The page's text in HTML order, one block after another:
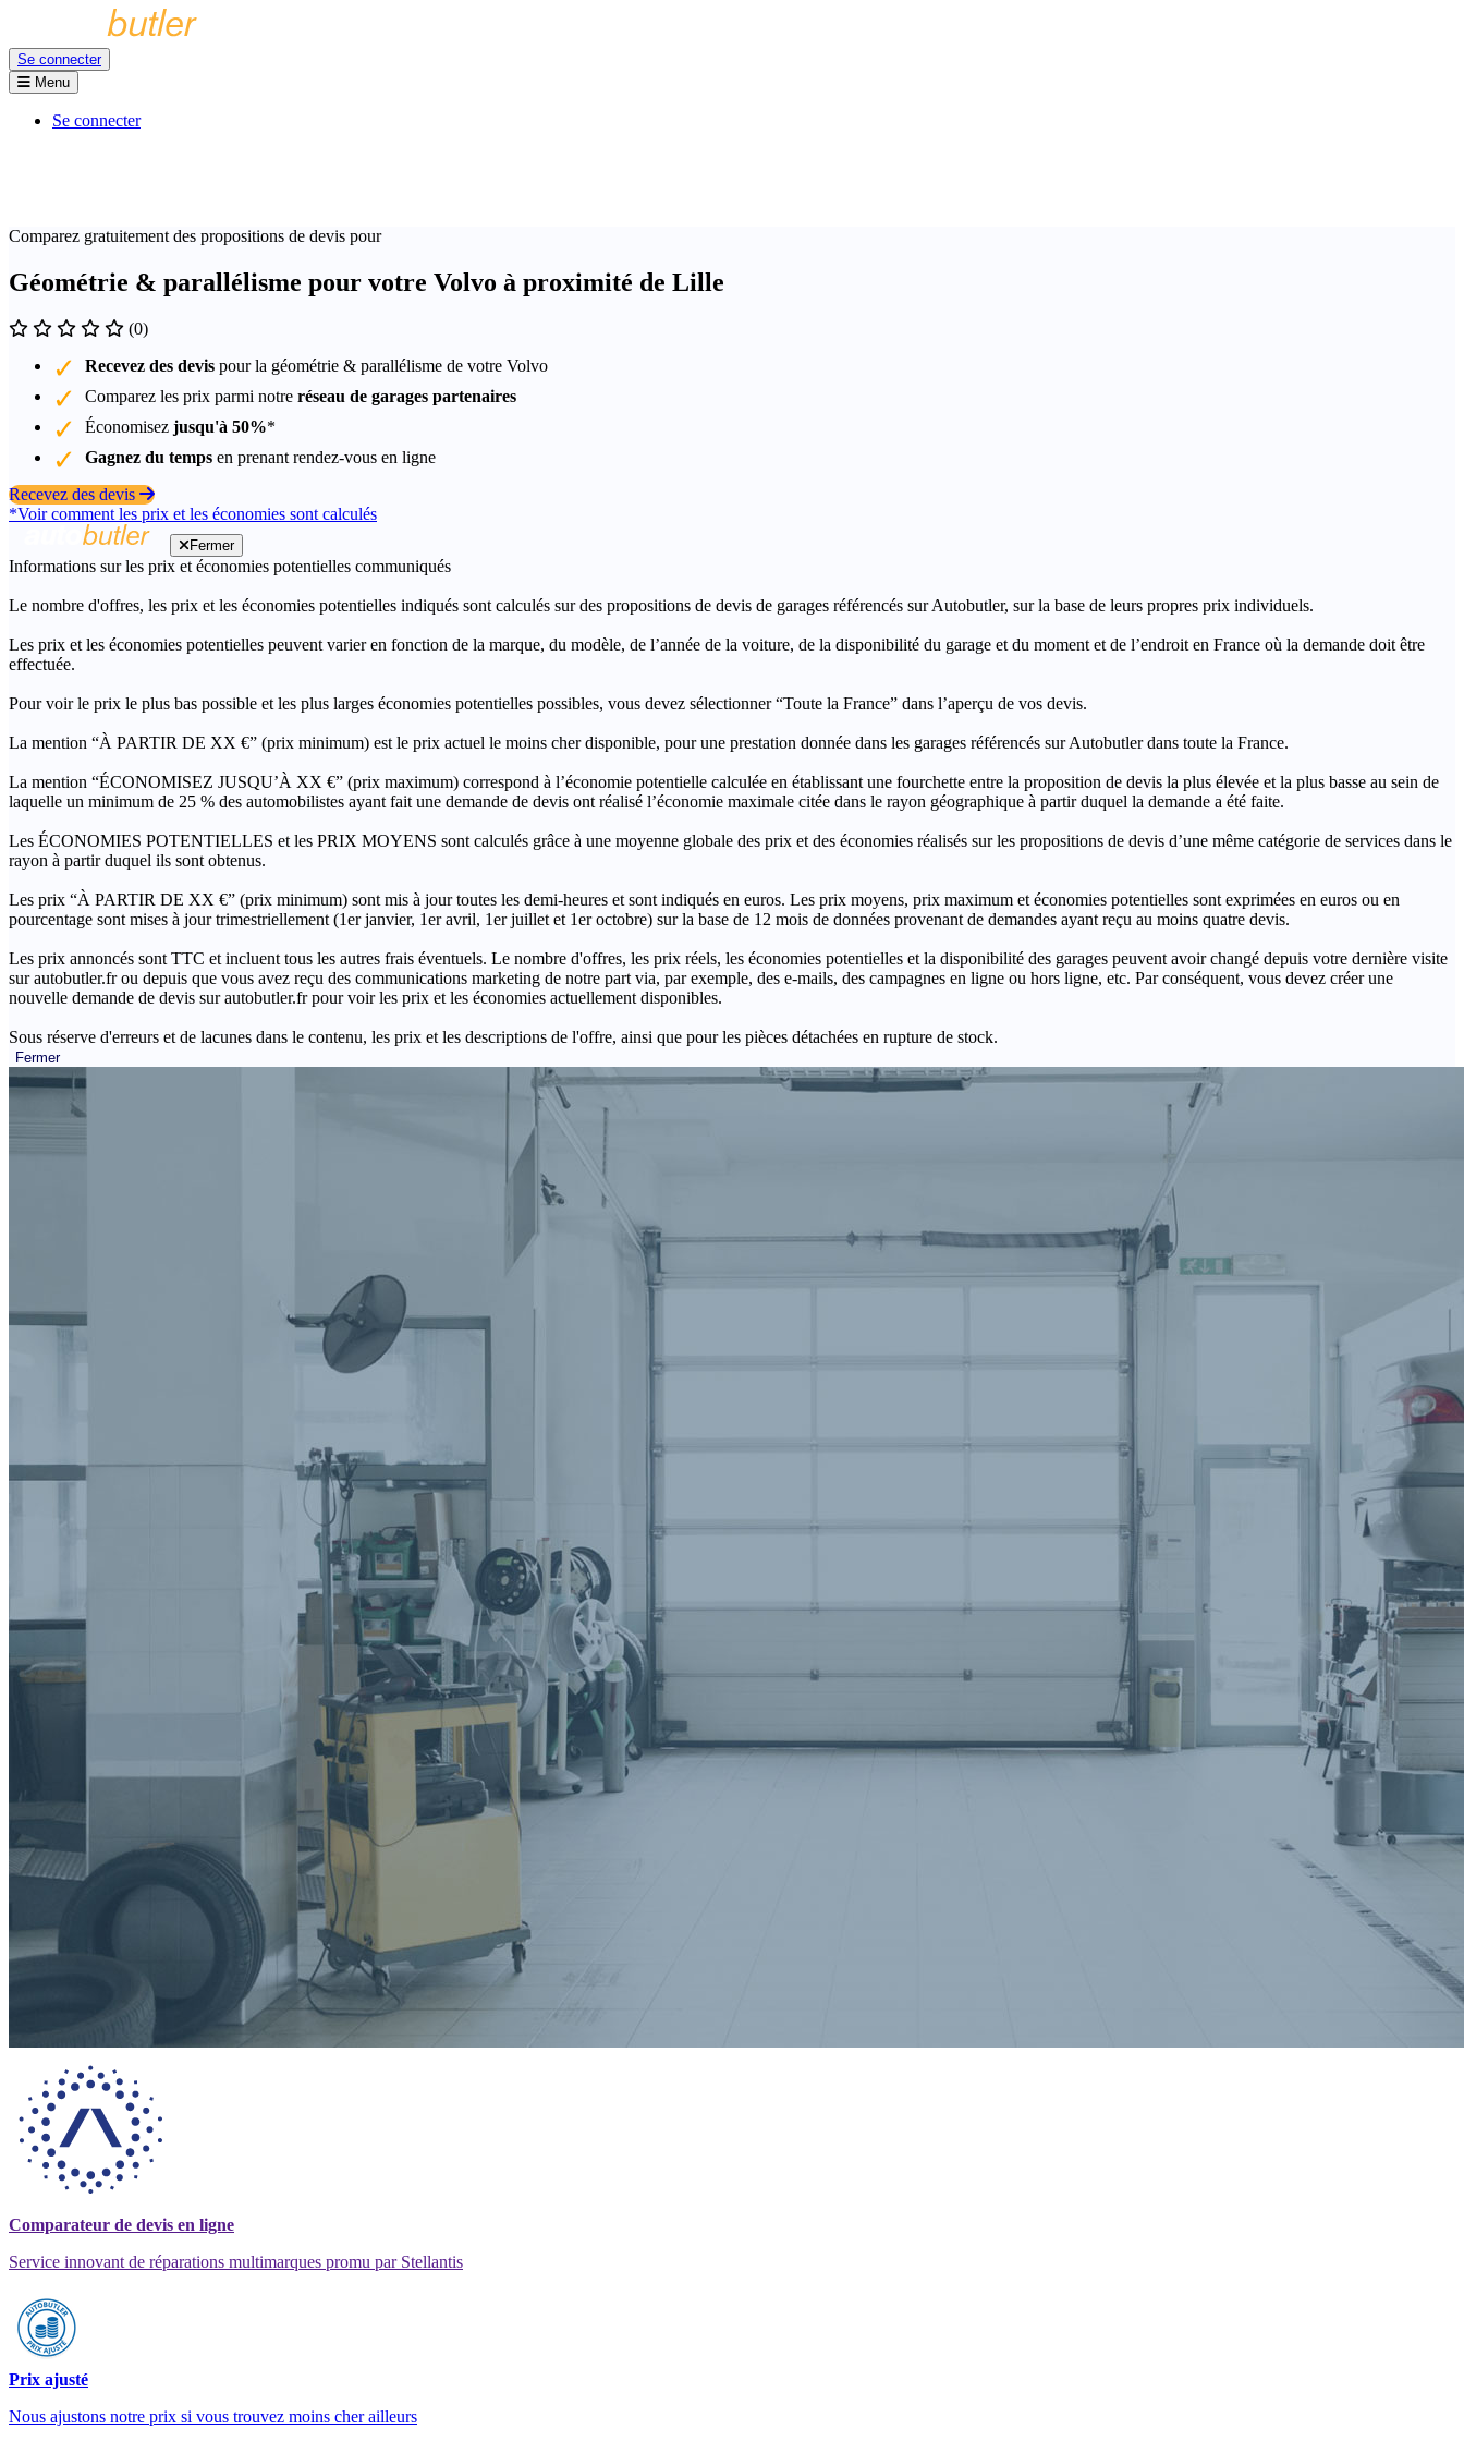
Se connecter
Menu
Se connecter
Comparez gratuitement des propositions de devis pour
Géométrie & parallélisme pour votre Volvo à proximité de Lille
(0)
Recevez des devis pour la géométrie & parallélisme de votre Volvo
Comparez les prix parmi notre réseau de garages partenaires
Économisez jusqu'à 50%*
Gagnez du temps en prenant rendez-vous en ligne
Recevez des devis
*Voir comment les prix et les économies sont calculés
Fermer
Informations sur les prix et économies potentielles communiqués
Le nombre d'offres, les prix et les économies potentielles indiqués sont calculés sur des propositions de devis de garages référencés sur Autobutler, sur la base de leurs propres prix individuels.
Les prix et les économies potentielles peuvent varier en fonction de la marque, du modèle, de l’année de la voiture, de la disponibilité du garage et du moment et de l’endroit en France où la demande doit être
effectuée.
Pour voir le prix le plus bas possible et les plus larges économies potentielles possibles, vous devez sélectionner “Toute la France” dans l’aperçu de vos devis.
La mention “À PARTIR DE XX €” (prix minimum) est le prix actuel le moins cher disponible, pour une prestation donnée dans les garages référencés sur Autobutler dans toute la France.
La mention “ÉCONOMISEZ JUSQU’À XX €” (prix maximum) correspond à l’économie potentielle calculée en établissant une fourchette entre la proposition de devis la plus élevée et la plus basse au sein de
laquelle un minimum de 25 % des automobilistes ayant fait une demande de devis ont réalisé l’économie maximale citée dans le rayon géographique à partir duquel la demande a été faite.
Les ÉCONOMIES POTENTIELLES et les PRIX MOYENS sont calculés grâce à une moyenne globale des prix et des économies réalisés sur les propositions de devis d’une même catégorie de services dans le
rayon à partir duquel ils sont obtenus.
Les prix “À PARTIR DE XX €” (prix minimum) sont mis à jour toutes les demi-heures et sont indiqués en euros. Les prix moyens, prix maximum et économies potentielles sont exprimées en euros ou en
pourcentage sont mises à jour trimestriellement (1er janvier, 1er avril, 1er juillet et 1er octobre) sur la base de 12 mois de données provenant de demandes ayant reçu au moins quatre devis.
Les prix annoncés sont TTC et incluent tous les autres frais éventuels. Le nombre d'offres, les prix réels, les économies potentielles et la disponibilité des garages peuvent avoir changé depuis votre dernière visite
sur autobutler.fr ou depuis que vous avez reçu des communications marketing de notre part via, par exemple, des e-mails, des campagnes en ligne ou hors ligne, etc. Par conséquent, vous devez créer une
nouvelle demande de devis sur autobutler.fr pour voir les prix et les économies actuellement disponibles.
Sous réserve d'erreurs et de lacunes dans le contenu, les prix et les descriptions de l'offre, ainsi que pour les pièces détachées en rupture de stock.
Fermer
Comparateur de devis en ligne
Service innovant de réparations multimarques promu par Stellantis
Prix ajusté
Nous ajustons notre prix si vous trouvez moins cher ailleurs